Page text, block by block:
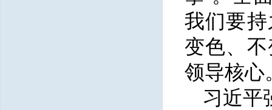
我们要
变色、
领导核心
习近平